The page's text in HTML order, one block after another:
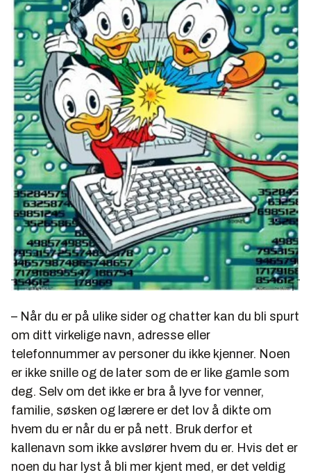
– Når du er på ulike sider og chatter kan du bli spurt
om ditt virkelige navn, adresse eller
telefonnummer av personer du ikke kjenner. Noen
er ikke snille og de later som de er like gamle som
deg. Selv om det ikke er bra å lyve for venner,
familie, søsken og lærere er det lov å dikte om
hvem du er når du er på nett. Bruk derfor et
kallenavn som ikke avslører hvem du er. Hvis det er
noen du har lyst å bli mer kjent med, er det veldig